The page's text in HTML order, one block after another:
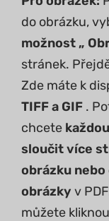
do obrázku,
možnost „
stránek.
Zde máte k
TIFF a GIF .
chcete
sloučit více
obrázku
obrázky v
můžete